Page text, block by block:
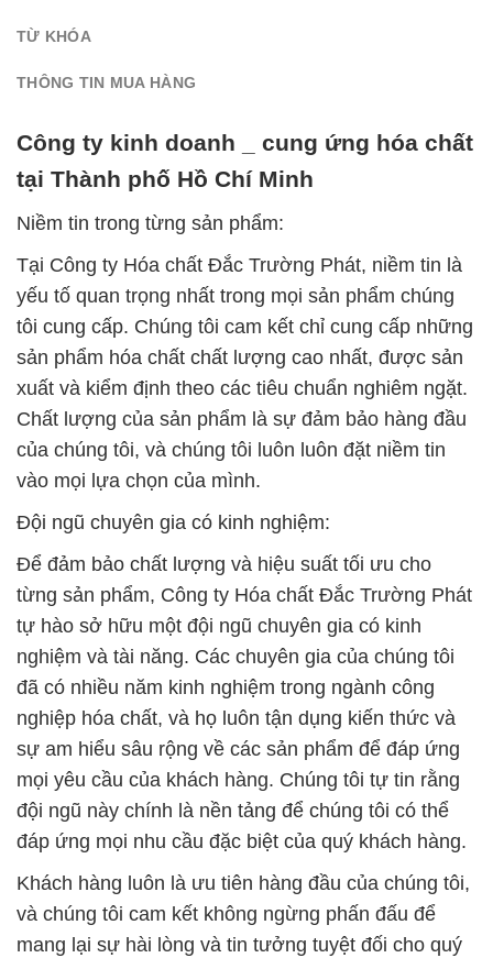
TỪ KHÓA
THÔNG TIN MUA HÀNG
Công ty kinh doanh _ cung ứng hóa chất
tại Thành phố Hồ Chí Minh
Niềm tin trong từng sản phẩm:
Tại Công ty Hóa chất Đắc Trường Phát, niềm tin là
yếu tố quan trọng nhất trong mọi sản phẩm chúng
tôi cung cấp. Chúng tôi cam kết chỉ cung cấp những
sản phẩm hóa chất chất lượng cao nhất, được sản
xuất và kiểm định theo các tiêu chuẩn nghiêm ngặt.
Chất lượng của sản phẩm là sự đảm bảo hàng đầu
của chúng tôi, và chúng tôi luôn luôn đặt niềm tin
vào mọi lựa chọn của mình.
Đội ngũ chuyên gia có kinh nghiệm:
Để đảm bảo chất lượng và hiệu suất tối ưu cho
từng sản phẩm, Công ty Hóa chất Đắc Trường Phát
tự hào sở hữu một đội ngũ chuyên gia có kinh
nghiệm và tài năng. Các chuyên gia của chúng tôi
đã có nhiều năm kinh nghiệm trong ngành công
nghiệp hóa chất, và họ luôn tận dụng kiến thức và
sự am hiểu sâu rộng về các sản phẩm để đáp ứng
mọi yêu cầu của khách hàng. Chúng tôi tự tin rằng
đội ngũ này chính là nền tảng để chúng tôi có thể
đáp ứng mọi nhu cầu đặc biệt của quý khách hàng.
Khách hàng luôn là ưu tiên hàng đầu của chúng tôi,
và chúng tôi cam kết không ngừng phấn đấu để
mang lại sự hài lòng và tin tưởng tuyệt đối cho quý